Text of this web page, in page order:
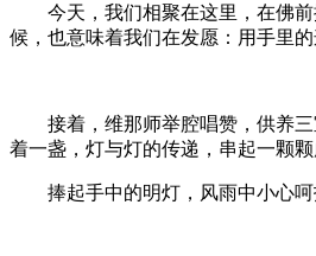
今天，我们相聚在这里，在佛前
候，也意味着我们在发愿：用手里
接着，维那师举腔唱赞，供养三
着一盏，灯与灯的传递，串起一颗颗
捧起手中的明灯，风雨中小心呵